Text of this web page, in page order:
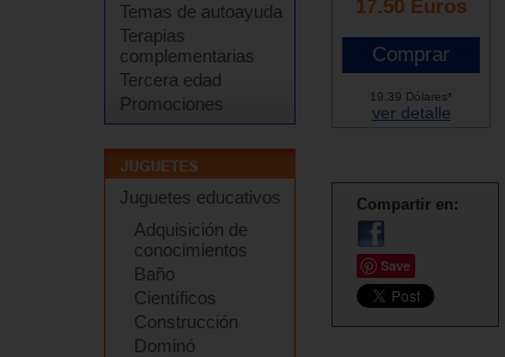
Temas de autoayuda
Terapias
complementarias
Tercera edad
Promociones
Juguetes educativos
Adquisición de
conocimientos
Baño
Científicos
Construcción
Dominó
17.50 Euros
19.39 Dólares*
ver detalle
Compartir en:
Save